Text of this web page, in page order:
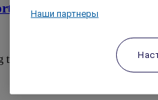
Le Zénith
station
Наши партнеры